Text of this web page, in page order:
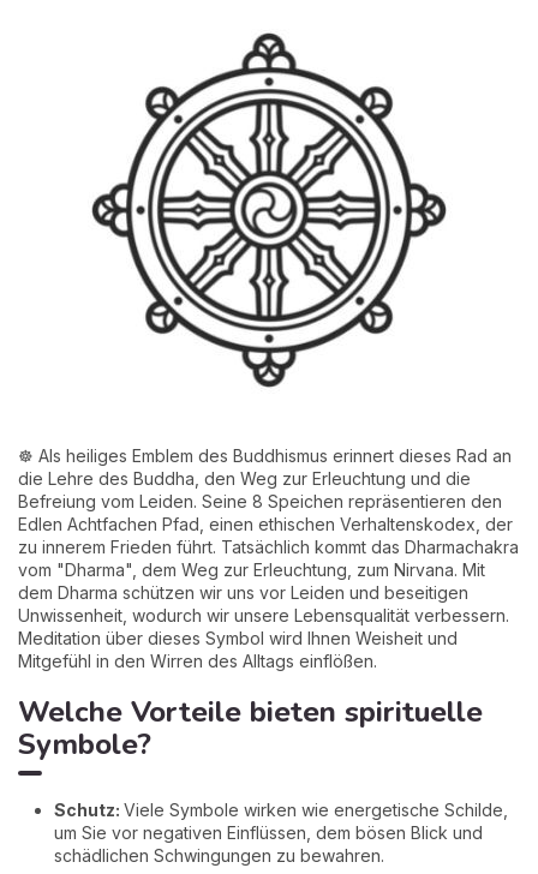
☸️ Als heiliges Emblem des Buddhismus erinnert dieses Rad an
die Lehre des Buddha, den Weg zur Erleuchtung und die
Befreiung vom Leiden. Seine 8 Speichen repräsentieren den
Edlen Achtfachen Pfad, einen ethischen Verhaltenskodex, der
zu innerem Frieden führt. Tatsächlich kommt das Dharmachakra
vom "Dharma", dem Weg zur Erleuchtung, zum Nirvana. Mit
dem Dharma schützen wir uns vor Leiden und beseitigen
Unwissenheit, wodurch wir unsere Lebensqualität verbessern.
Meditation über dieses Symbol wird Ihnen Weisheit und
Mitgefühl in den Wirren des Alltags einflößen.
Welche Vorteile bieten spirituelle
Symbole?
Schutz: Viele Symbole wirken wie energetische Schilde,
um Sie vor negativen Einflüssen, dem bösen Blick und
schädlichen Schwingungen zu bewahren.